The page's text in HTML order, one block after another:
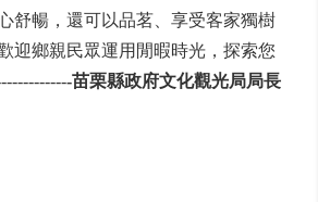
舒暢，還可以品茗、享受客家獨樹
迎鄉親民眾運用閒暇時光，探索您
-苗栗縣政府文化觀光局局長